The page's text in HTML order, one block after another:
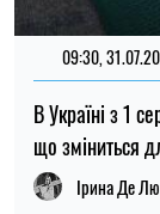
09:30,
В Україні з 1
що зміниться
Ірина Де